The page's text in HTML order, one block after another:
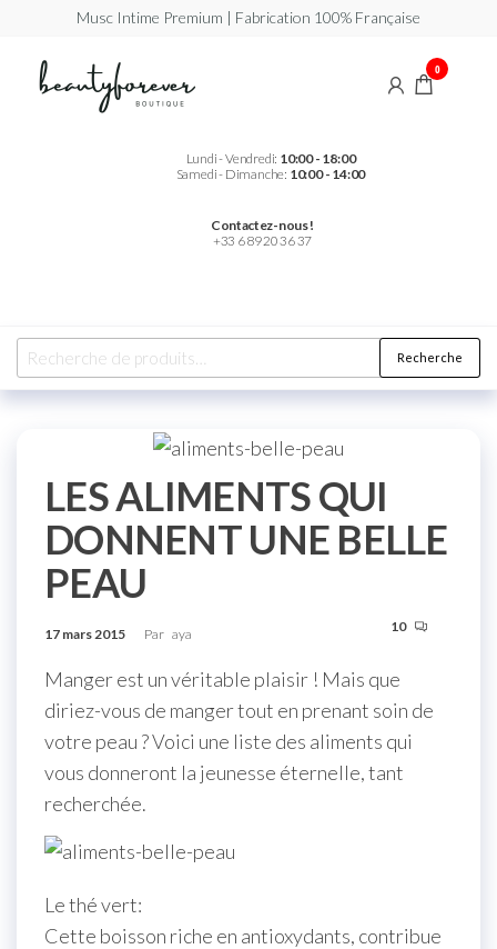
Musc Intime Premium | Fabrication 100% Française
Beautyforever
Lundi - Vendredi: 10:00 - 18:00
Samedi - Dimanche: 10:00 - 14:00
Contactez-nous !
+33 6 89 20 36 37
0
Recherche
LES ALIMENTS QUI
DONNENT UNE BELLE
PEAU
17 mars 2015 Par aya 10
Manger est un véritable plaisir ! Mais que
diriez-vous de manger tout en prenant soin de
votre peau ? Voici une liste des aliments qui
vous donneront la jeunesse éternelle, tant
recherchée.
Le thé vert:
Cette boisson riche en antioxydants, contribue